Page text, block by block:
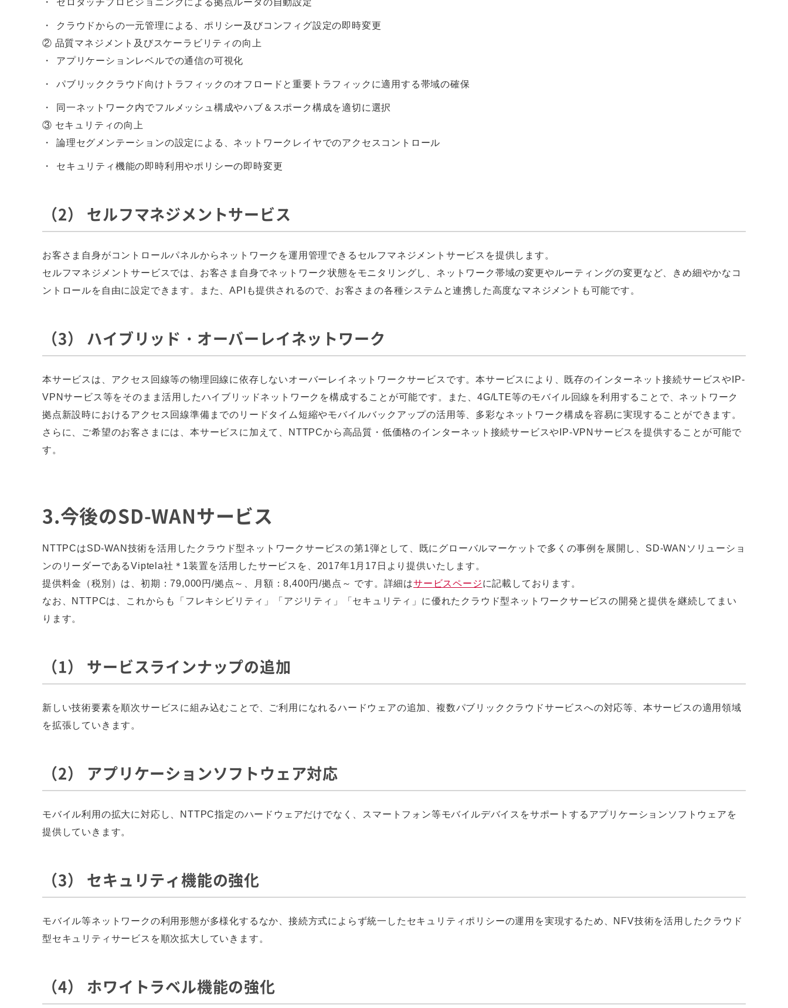
ゼロタッチプロビジョニングによる拠点ルータの自動設定
クラウドからの一元管理による、ポリシー及びコンフィグ設定の即時変更
② 品質マネジメント及びスケーラビリティの向上
アプリケーションレベルでの通信の可視化
パブリッククラウド向けトラフィックのオフロードと重要トラフィックに適用する帯域の確保
同一ネットワーク内でフルメッシュ構成やハブ＆スポーク構成を適切に選択
③ セキュリティの向上
論理セグメンテーションの設定による、ネットワークレイヤでのアクセスコントロール
セキュリティ機能の即時利用やポリシーの即時変更
（2） セルフマネジメントサービス
お客さま自身がコントロールパネルからネットワークを運用管理できるセルフマネジメントサービスを提供します。
セルフマネジメントサービスでは、お客さま自身でネットワーク状態をモニタリングし、ネットワーク帯域の変更やルーティングの変更など、きめ細やかなコ
ントロールを自由に設定できます。また、APIも提供されるので、お客さまの各種システムと連携した高度なマネジメントも可能です。
（3） ハイブリッド・オーバーレイネットワーク
本サービスは、アクセス回線等の物理回線に依存しないオーバーレイネットワークサービスです。本サービスにより、既存のインターネット接続サービスやIP-
VPNサービス等をそのまま活用したハイブリッドネットワークを構成することが可能です。また、4G/LTE等のモバイル回線を利用することで、ネットワーク
拠点新設時におけるアクセス回線準備までのリードタイム短縮やモバイルバックアップの活用等、多彩なネットワーク構成を容易に実現することができます。
さらに、ご希望のお客さまには、本サービスに加えて、NTTPCから高品質・低価格のインターネット接続サービスやIP-VPNサービスを提供することが可能で
す。
3.今後のSD-WANサービス
NTTPCはSD-WAN技術を活用したクラウド型ネットワークサービスの第1弾として、既にグローバルマーケットで多くの事例を展開し、SD-WANソリューショ
ンのリーダーであるViptela社＊1装置を活用したサービスを、2017年1月17日より提供いたします。
提供料金（税別）は、初期：79,000円/拠点～、月額：8,400円/拠点～ です。詳細はサービスページに記載しております。
なお、NTTPCは、これからも「フレキシビリティ」「アジリティ」「セキュリティ」に優れたクラウド型ネットワークサービスの開発と提供を継続してまい
ります。
（1） サービスラインナップの追加
新しい技術要素を順次サービスに組み込むことで、ご利用になれるハードウェアの追加、複数パブリッククラウドサービスへの対応等、本サービスの適用領域
を拡張していきます。
（2） アプリケーションソフトウェア対応
モバイル利用の拡大に対応し、NTTPC指定のハードウェアだけでなく、スマートフォン等モバイルデバイスをサポートするアプリケーションソフトウェアを
提供していきます。
（3） セキュリティ機能の強化
モバイル等ネットワークの利用形態が多様化するなか、接続方式によらず統一したセキュリティポリシーの運用を実現するため、NFV技術を活用したクラウド
型セキュリティサービスを順次拡大していきます。
（4） ホワイトラベル機能の強化